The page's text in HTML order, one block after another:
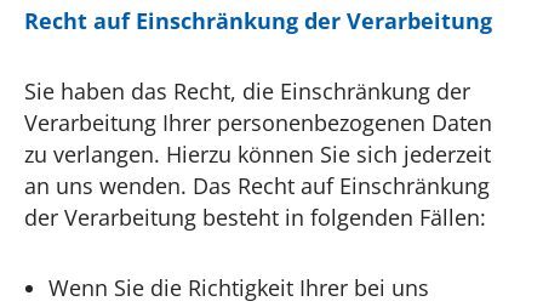
Recht auf Einschränkung der Verarbeitung
Sie haben das Recht, die Einschränkung der
Verarbeitung Ihrer personenbezogenen Daten
zu verlangen. Hierzu können Sie sich jederzeit
an uns wenden. Das Recht auf Einschränkung
der Verarbeitung besteht in folgenden Fällen:
Wenn Sie die Richtigkeit Ihrer bei uns